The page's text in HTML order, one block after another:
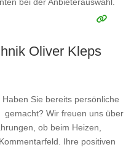
so geben Sie diese bitte mit
Oliver Kleps
Sie bereits persönliche
Wir freuen uns über
ob beim Heizen,
Ihre positiven